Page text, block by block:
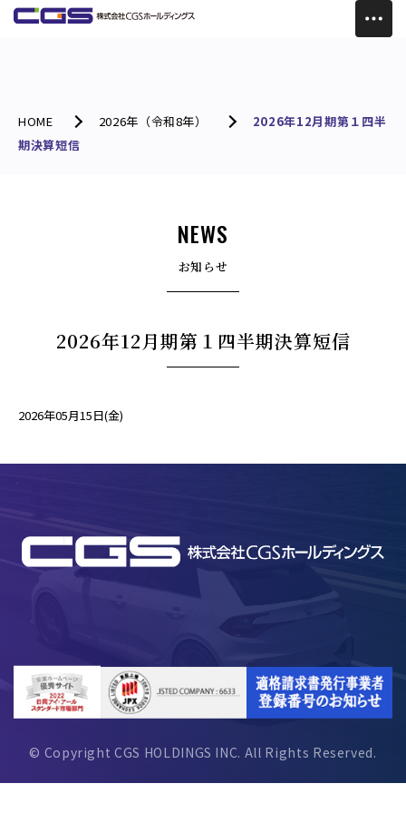
HOME 2026年（令和8年）
2026年12月期第１四半
期決算短信
NEWS
お知らせ
2026年12月期第１四半期決算短信
2026年05月15日(金)
© Copyright CGS HOLDINGS INC. All Rights Reserved.